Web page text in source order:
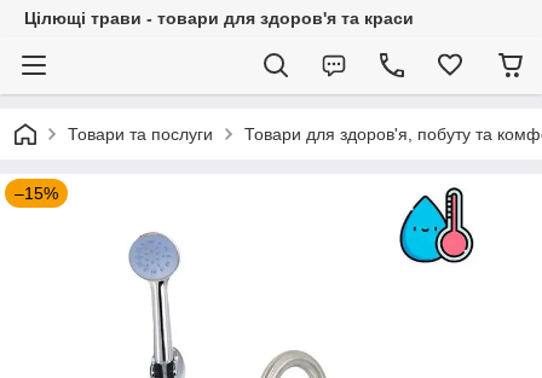
Цілющі трави - товари для здоров'я та краси
Товари та послуги Товари для здоров'я, побуту та
–15%